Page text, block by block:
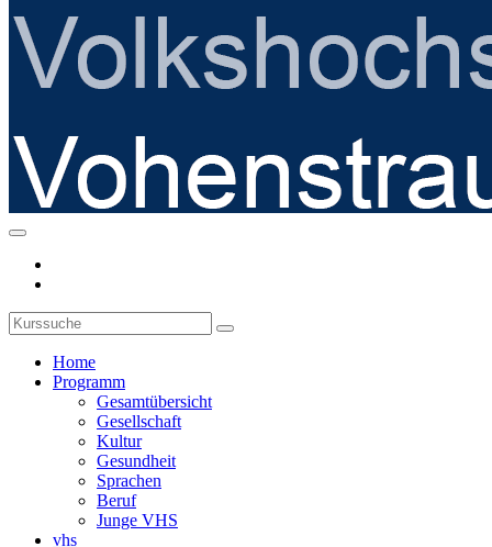
Home
Programm
Gesamtübersicht
Gesellschaft
Kultur
Gesundheit
Sprachen
Beruf
Junge VHS
vhs